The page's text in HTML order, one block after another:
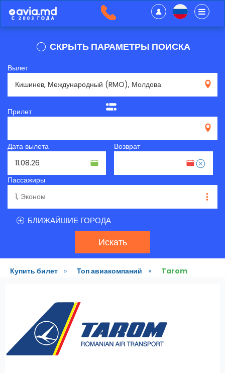
СКРЫТЬ ПАРАМЕТРЫ ПОИСКА
Вылет
Прилет
Дата вылета Возврат
Пассажиры
БЛИЖАЙШИЕ ГОРОДА
Искать
Купить билет » Топ авиакомпаний » Tarom